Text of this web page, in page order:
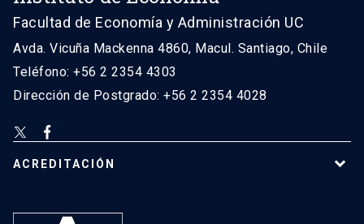
Facultad de Economía y Administración UC
Avda. Vicuña Mackenna 4860, Macul. Santiago, Chile
Teléfono: +56 2 2354 4303
Dirección de Postgrado: +56 2 2354 4028
ACREDITACIÓN